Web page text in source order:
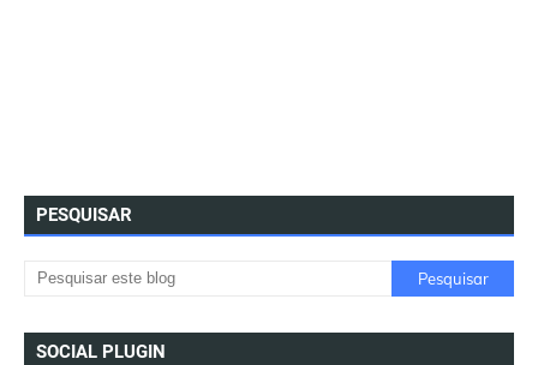
PESQUISAR
SOCIAL PLUGIN